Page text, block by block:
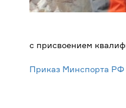
с присвоением
Приказ Минспорта РФ